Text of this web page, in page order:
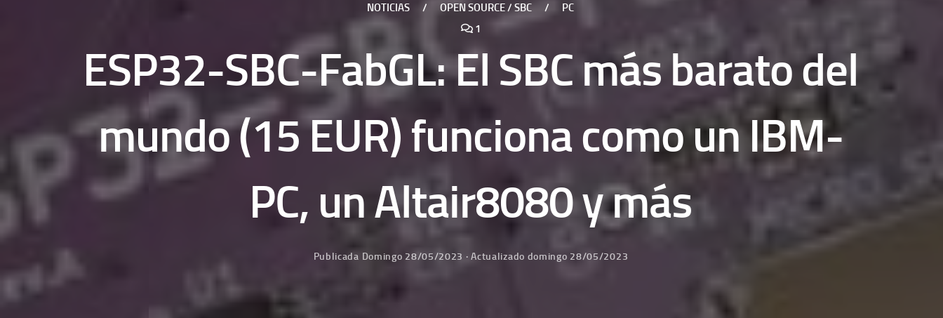
NOTICIAS / OPEN SOURCE / SBC /
PC
1
ESP32-SBC-FabGL: El SBC más barato del
mundo (15 EUR) funciona como un IBM-
PC, un Altair8080 y más
Publicada Domingo 28/05/2023 · Actualizado domingo 28/05/2023